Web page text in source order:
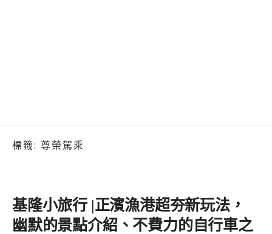
標籤: 尊榮駕乘
基隆小旅行 |正濱漁港超夯新玩法，
幽默的景點介紹、不費力的自行車之